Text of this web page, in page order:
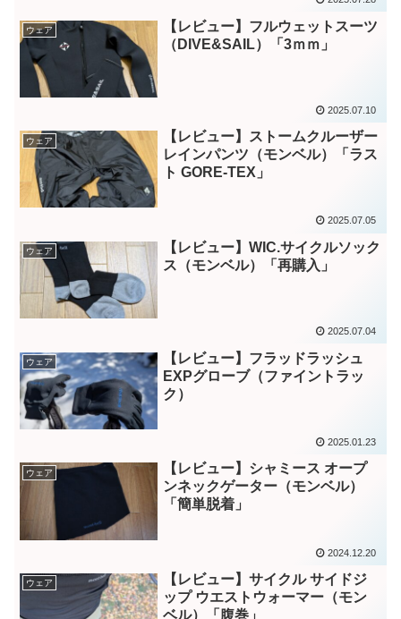
ウェア
【レビュー】フルウェットスーツ
（DIVE&SAIL）「3ｍｍ」
2025.07.10
ウェア
【レビュー】ストームクルーザー
レインパンツ（モンベル）「ラス
ト GORE-TEX」
2025.07.05
ウェア
【レビュー】WIC.サイクルソック
ス（モンベル）「再購入」
2025.07.04
ウェア
【レビュー】フラッドラッシュ
EXPグローブ（ファイントラッ
ク）
2025.01.23
ウェア
【レビュー】シャミース オープ
ンネックゲーター（モンベル）
「簡単脱着」
2024.12.20
ウェア
【レビュー】サイクル サイドジ
ップ ウエストウォーマー（モン
ベル）「腹巻」